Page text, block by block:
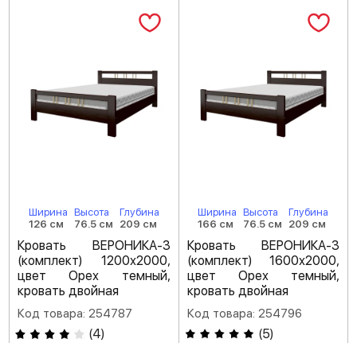
Ширина
126 см
Высота
76.5 см
Глубина
209 см
Кровать ВЕРОНИКА-3
(комплект) 1200х2000,
цвет Орех темный,
кровать двойная
Код товара: 254787
(4)
Ширина
166 см
Высота
76.5 см
Глубина
209 см
Кровать ВЕРОНИКА-3
(комплект) 1600х2000,
цвет Орех темный,
кровать двойная
Код товара: 254796
(5)